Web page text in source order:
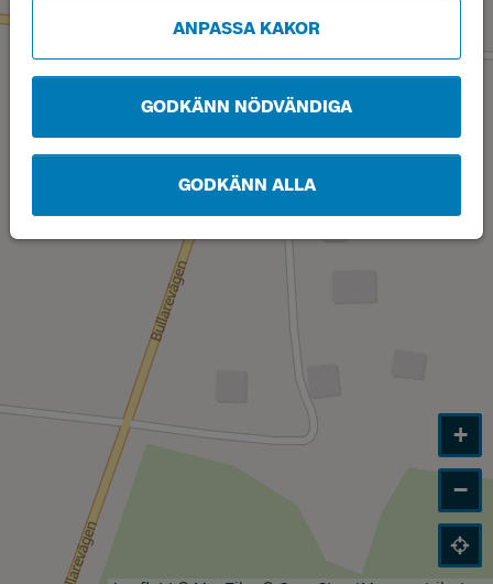
ANPASSA KAKOR
GODKÄNN NÖDVÄNDIGA
GODKÄNN ALLA
+
−